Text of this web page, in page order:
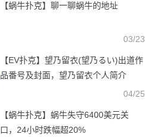
【蜗牛扑克】聊一聊蜗牛的地址
03/23
【EV扑克】望乃留衣(望乃るい)出道作
品番号及封面，望乃留衣个人简介
04/25
【蜗牛扑克】蜗牛失守6400美元关
口，24小时跌幅超20%